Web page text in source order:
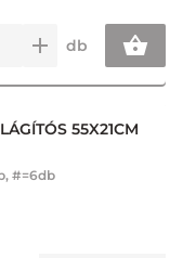
db
55X21CM
#=6db